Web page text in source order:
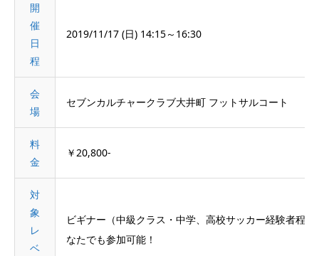
開
催
日
程
2019/11/17 (日) 14:15～16:30
会
場
セブンカルチャークラブ大井町 フットサルコート
料
金
￥20,800-
対
象
レ
ベ
ビギナー（中級クラス・中学、高校サッカー経験者程度
なたでも参加可能！